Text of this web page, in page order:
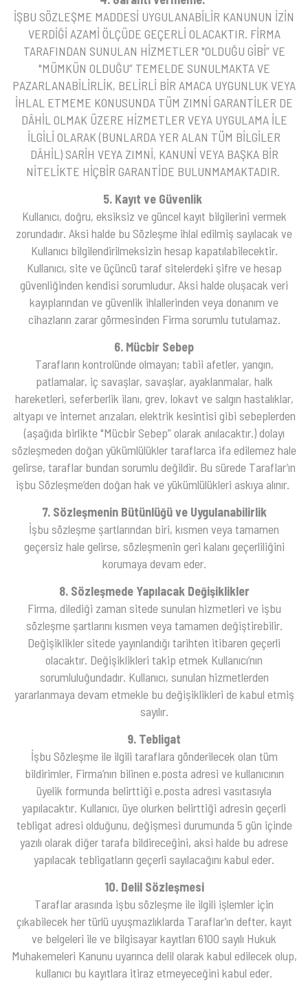
İŞBU SÖZLEŞME MADDESİ UYGULANABİLİR KANUNUN İZİN
VERDİĞİ AZAMİ ÖLÇÜDE GEÇERLİ OLACAKTIR. FİRMA
TARAFINDAN SUNULAN HİZMETLER "OLDUĞU GİBİ” VE
"MÜMKÜN OLDUĞU” TEMELDE SUNULMAKTA VE
PAZARLANABİLİRLİK, BELİRLİ BİR AMACA UYGUNLUK VEYA
İHLAL ETMEME KONUSUNDA TÜM ZIMNİ GARANTİLER DE
DÂHİL OLMAK ÜZERE HİZMETLER VEYA UYGULAMA İLE
İLGİLİ OLARAK (BUNLARDA YER ALAN TÜM BİLGİLER
DÂHİL) SARİH VEYA ZIMNİ, KANUNİ VEYA BAŞKA BİR
NİTELİKTE HİÇBİR GARANTİDE BULUNMAMAKTADIR.
5. Kayıt ve Güvenlik
Kullanıcı, doğru, eksiksiz ve güncel kayıt bilgilerini vermek
zorundadır. Aksi halde bu Sözleşme ihlal edilmiş sayılacak ve
Kullanıcı bilgilendirilmeksizin hesap kapatılabilecektir.
Kullanıcı, site ve üçüncü taraf sitelerdeki şifre ve hesap
güvenliğinden kendisi sorumludur. Aksi halde oluşacak veri
kayıplarından ve güvenlik ihlallerinden veya donanım ve
cihazların zarar görmesinden Firma sorumlu tutulamaz.
6. Mücbir Sebep
Tarafların kontrolünde olmayan; tabii afetler, yangın,
patlamalar, iç savaşlar, savaşlar, ayaklanmalar, halk
hareketleri, seferberlik ilanı, grev, lokavt ve salgın hastalıklar,
altyapı ve internet arızaları, elektrik kesintisi gibi sebeplerden
(aşağıda birlikte "Mücbir Sebep” olarak anılacaktır.) dolayı
sözleşmeden doğan yükümlülükler taraflarca ifa edilemez hale
gelirse, taraflar bundan sorumlu değildir. Bu sürede Taraflar’ın
işbu Sözleşme’den doğan hak ve yükümlülükleri askıya alınır.
7. Sözleşmenin Bütünlüğü ve Uygulanabilirlik
İşbu sözleşme şartlarından biri, kısmen veya tamamen
geçersiz hale gelirse, sözleşmenin geri kalanı geçerliliğini
korumaya devam eder.
8. Sözleşmede Yapılacak Değişiklikler
Firma, dilediği zaman sitede sunulan hizmetleri ve işbu
sözleşme şartlarını kısmen veya tamamen değiştirebilir.
Değişiklikler sitede yayınlandığı tarihten itibaren geçerli
olacaktır. Değişiklikleri takip etmek Kullanıcı’nın
sorumluluğundadır. Kullanıcı, sunulan hizmetlerden
yararlanmaya devam etmekle bu değişiklikleri de kabul etmiş
sayılır.
9. Tebligat
İşbu Sözleşme ile ilgili taraflara gönderilecek olan tüm
bildirimler, Firma’nın bilinen e.posta adresi ve kullanıcının
üyelik formunda belirttiği e.posta adresi vasıtasıyla
yapılacaktır. Kullanıcı, üye olurken belirttiği adresin geçerli
tebligat adresi olduğunu, değişmesi durumunda 5 gün içinde
yazılı olarak diğer tarafa bildireceğini, aksi halde bu adrese
yapılacak tebligatların geçerli sayılacağını kabul eder.
10. Delil Sözleşmesi
Taraflar arasında işbu sözleşme ile ilgili işlemler için
çıkabilecek her türlü uyuşmazlıklarda Taraflar’ın defter, kayıt
ve belgeleri ile ve bilgisayar kayıtları 6100 sayılı Hukuk
Muhakemeleri Kanunu uyarınca delil olarak kabul edilecek olup,
kullanıcı bu kayıtlara itiraz etmeyeceğini kabul eder.